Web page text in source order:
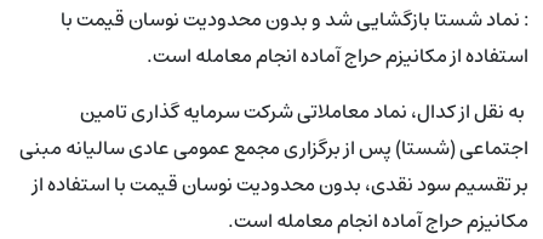
: نماد شستا بازگشایی شد و بدون محدودیت نوسان قیمت با
استفاده از مکانیزم حراج آماده انجام معامله است.
به نقل از کدال، نماد معاملاتی شرکت سرمایه گذاری تامین
اجتماعی (شستا) پس از برگزاری مجمع عمومی عادی سالیانه مبنی
بر تقسیم سود نقدی، بدون محدودیت نوسان قیمت با استفاده از
مکانیزم حراج آماده انجام معامله است.